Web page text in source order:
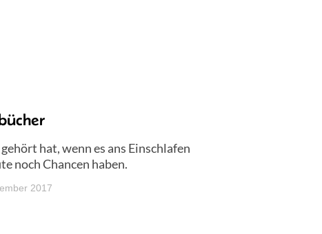
hat, wenn es ans Einschlafen
noch Chancen haben.
2017